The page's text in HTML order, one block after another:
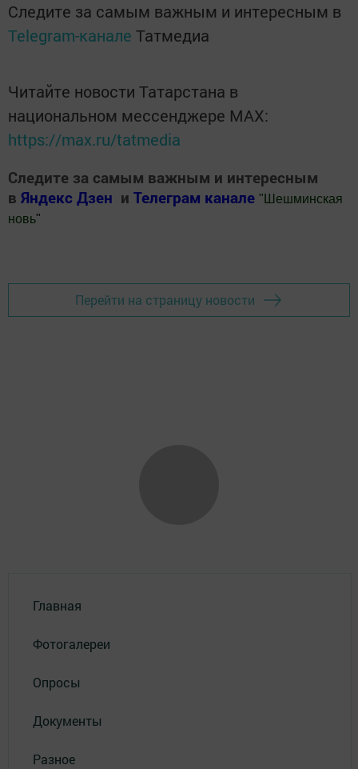
Следите за самым важным и интересным в
Telegram-канале Татмедиа
Читайте новости Татарстана в
национальном мессенджере MАХ:
https://max.ru/tatmedia
Следите за самым важным и интересным
в Яндекс Дзен и Телеграм канале " Шешминская
новь"
Перейти на страницу новости
Главная
Фотогалереи
Опросы
Документы
Разное